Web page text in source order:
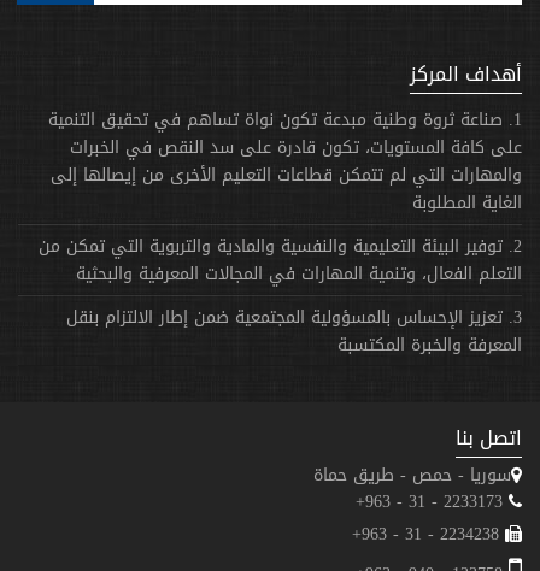
أهداف المركز
1. صناعة ثروة وطنية مبدعة تكون نواة تساهم في تحقيق التنمية
على كافة المستويات، تكون قادرة على سد النقص في الخبرات
والمهارات التي لم تتمكن قطاعات التعليم الأخرى من إيصالها إلى
الغاية المطلوبة
2. توفير البيئة التعليمية والنفسية والمادية والتربوية التي تمكن من
التعلم الفعال، وتنمية المهارات في المجالات المعرفية والبحثية
3. تعزيز الإحساس بالمسؤولية المجتمعية ضمن إطار الالتزام بنقل
المعرفة والخبرة المكتسبة
اتصل بنا
سوريا - حمص - طريق حماة